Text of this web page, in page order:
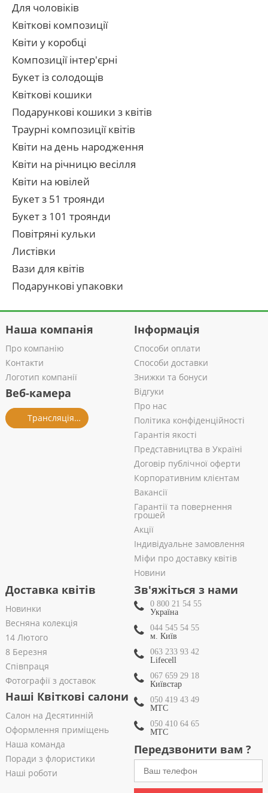
Для чоловіків
Квіткові композиції
Квіти у коробці
Композиції інтер'єрні
Букет із солодощів
Квіткові кошики
Подарункові кошики з квітів
Траурні композиції квітів
Квіти на день народження
Квіти на річницю весілля
Квіти на ювілей
Букет з 51 троянди
Букет з 101 троянди
Повітряні кульки
Листівки
Вази для квітів
Подарункові упаковки
Наша компанія
Про компанію
Контакти
Логотип компанії
Веб-камера
Трансляція із салону
Інформація
Способи оплати
Способи доставки
Знижки та бонуси
Відгуки
Про нас
Політика конфіденційності
Гарантія якості
Представництва в Україні
Договір публічної оферти
Корпоративним клієнтам
Вакансії
Гарантії та повернення
грошей
Акції
Індивідуальне замовлення
Міфи про доставку квітів
Новини
Доставка квітів
Новинки
Весняна колекція
14 Лютого
8 Березня
Співпраця
Фотографії з доставок
Наші Квіткові салони
Салон на Десятинній
Оформлення приміщень
Наша команда
Поради з флористики
Наші роботи
Зв'яжіться з нами
0 800 21 54 55
Україна
044 545 54 55
м. Київ
063 233 93 42
Lifecell
067 659 29 18
Київстар
050 419 43 49
МТС
050 410 64 65
МТС
Передзвонити вам ?